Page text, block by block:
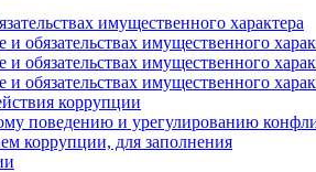
имущественного характера
и обязательствах имущественного
и обязательствах имущественного
обязательствах имущественного
коррупции
поведению и урегулированию
коррупции, для заполнения